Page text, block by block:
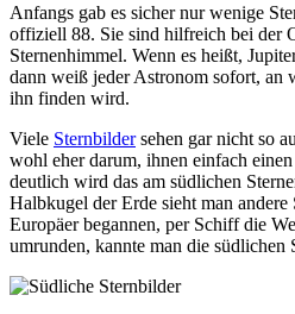
Anfangs gab es sicher nur wenige
offiziell 88. Sie sind hilfreich bei der
Sternenhimmel. Wenn es heißt,
dann weiß jeder Astronom sofort, an
ihn finden wird.
Viele Sternbildersehen gar nicht so
wohl eher darum, ihnen einfach
deutlich wird das am südlichen
Halbkugel der Erde sieht man andere
Europäer begannen, per Schiff die
umrunden, kannte man die südlichen